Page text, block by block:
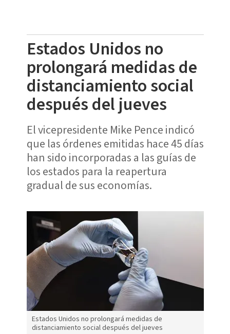
Estados Unidos no
prolongará medidas de
distanciamiento social
después del jueves
El vicepresidente Mike Pence indicó
que las órdenes emitidas hace 45 días
han sido incorporadas a las guías de
los estados para la reapertura
gradual de sus economías.
Estados Unidos no prolongará medidas de
distanciamiento social después del jueves